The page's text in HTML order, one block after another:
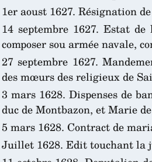
1er aoust 1627. Résignation
14 septembre 1627. Estat
composer sou armée navale,
27 septembre 1627.
des mœurs des religieux de
3 mars 1628. Dispenses de
duc de Montbazon, et Marie
5 mars 1628. Contract de
Juillet 1628. Edit touchant la